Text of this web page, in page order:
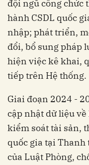
đội ngũ công chức
hành CSDL quốc
nhập; phát triển,
đổi, bổ sung pháp
hiện việc kê khai,
tiếp trên Hệ thống.
Giai đoạn 2024 -
cập nhật dữ liệu
kiểm soát tài sản,
quốc gia tại
của Luật Phòng,